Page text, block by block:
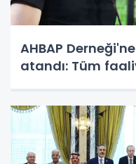
AHBAP
atandı: Tüm